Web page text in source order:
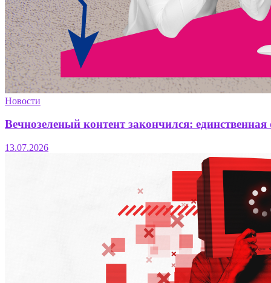
Новости
Вечнозеленый контент закончился:
13.07.2026